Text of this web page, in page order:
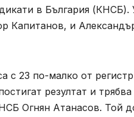
в България (КНСБ).
Капитанов, и
с 23 по-малко от
резултат и
Огнян Атанасов. Той